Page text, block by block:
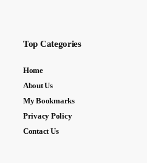
Top Categories
Home
About Us
My Bookmarks
Privacy Policy
Contact Us